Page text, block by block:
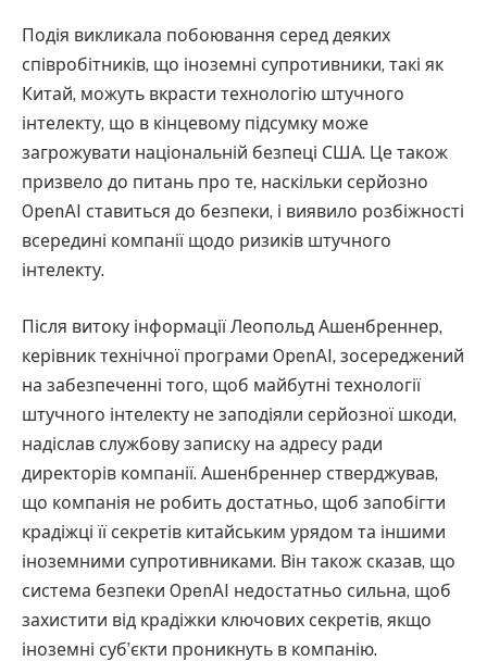
Подія викликала побоювання серед деяких
співробітників, що іноземні супротивники, такі як
Китай, можуть вкрасти технологію штучного
інтелекту, що в кінцевому підсумку може
загрожувати національній безпеці США. Це також
призвело до питань про те, наскільки серйозно
OpenAI ставиться до безпеки, і виявило розбіжності
всередині компанії щодо ризиків штучного
інтелекту.
Після витоку інформації Леопольд Ашенбреннер,
керівник технічної програми OpenAI, зосереджений
на забезпеченні того, щоб майбутні технології
штучного інтелекту не заподіяли серйозної шкоди,
надіслав службову записку на адресу ради
директорів компанії. Ашенбреннер стверджував,
що компанія не робить достатньо, щоб запобігти
крадіжці її секретів китайським урядом та іншими
іноземними супротивниками. Він також сказав, що
система безпеки OpenAI недостатньо сильна, щоб
захистити від крадіжки ключових секретів, якщо
іноземні суб’єкти проникнуть в компанію.